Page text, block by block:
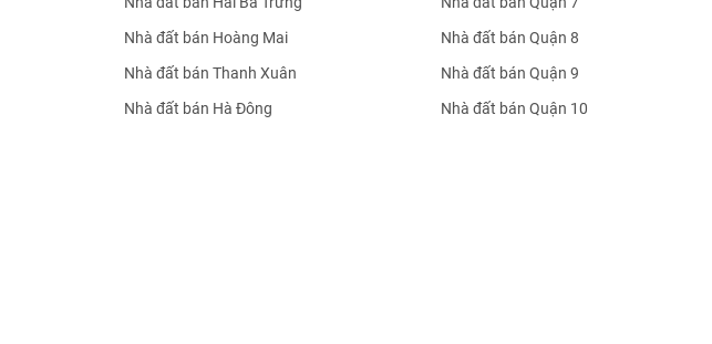
Nhà đất bán Hoàng Mai
Nhà đất bán Thanh Xuân
Nhà đất bán Hà Đông
Nhà đất bán Quận 8
Nhà đất bán Quận 9
Nhà đất bán Quận 10